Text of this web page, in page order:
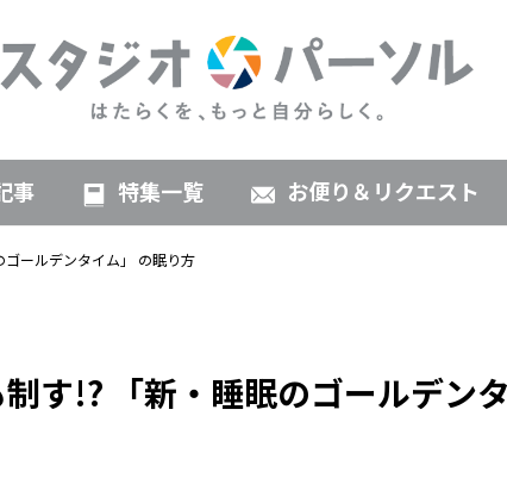
事 特集一覧 お便り＆リクエスト
ゴールデンタイム」 の眠り方
す!? 「新・睡眠のゴールデン